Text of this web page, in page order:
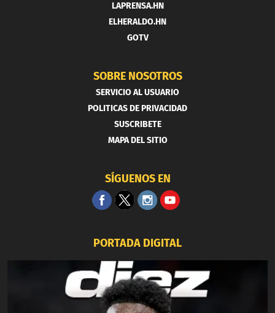
LAPRENSA.HN
ELHERALDO.HN
GOTV
SOBRE NOSOTROS
SERVICIO AL USUARIO
POLITICAS DE PRIVACIDAD
SUSCRIBETE
MAPA DEL SITIO
SÍGUENOS EN
PORTADA DIGITAL